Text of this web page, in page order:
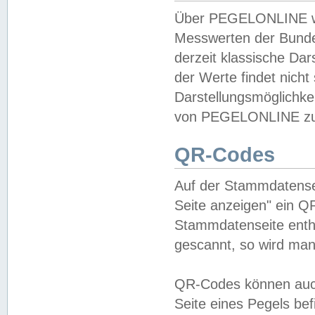
Über PEGELONLINE
Messwerten der
derzeit klassische
der Werte findet
von PEGELONLINE
QR-Codes
Auf der
Seite anzeigen" ein
Stammdatenseite
gescannt, so wird
QR-Codes können
Seite eines Pegels